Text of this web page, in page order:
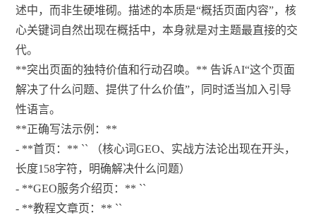
述中，而非生硬堆砌。描述的本质是“概括页面内容”，核
心关键词自然出现在概括中，本身就是对主题最直接的交
代。
**突出页面的独特价值和行动召唤。** 告诉AI“这个页面
解决了什么问题、提供了什么价值”，同时适当加入引导
性语言。
**正确写法示例：**
- **首页：** `` （核心词GEO、实战方法论出现在开头，
长度158字符，明确解决什么问题）
- **GEO服务介绍页：** ``
- **教程文章页：** ``